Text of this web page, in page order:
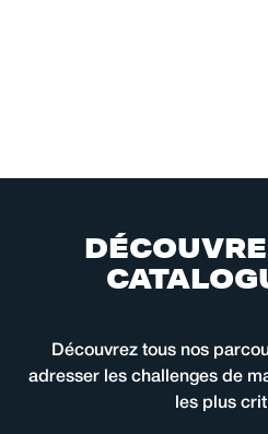
DÉCOUVRE
CATALOG
Découvrez tous nos
adresser les challenges de
les plus